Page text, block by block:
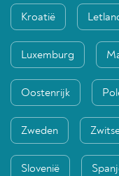
Kroatië
Luxemburg
Oostenrijk
Zweden
Slovenië